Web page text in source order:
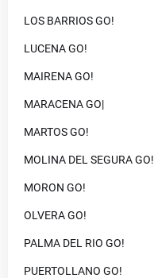
LOS BARRIOS GO!
LUCENA GO!
MAIRENA GO!
MARACENA GO|
MARTOS GO!
MOLINA DEL SEGURA GO!
MORON GO!
OLVERA GO!
PALMA DEL RIO GO!
PUERTOLLANO GO!